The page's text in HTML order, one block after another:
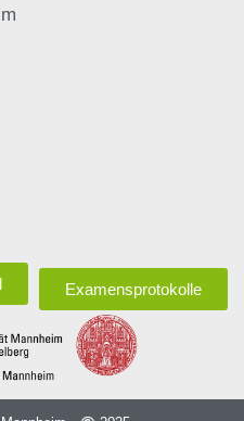
Examensprotokolle